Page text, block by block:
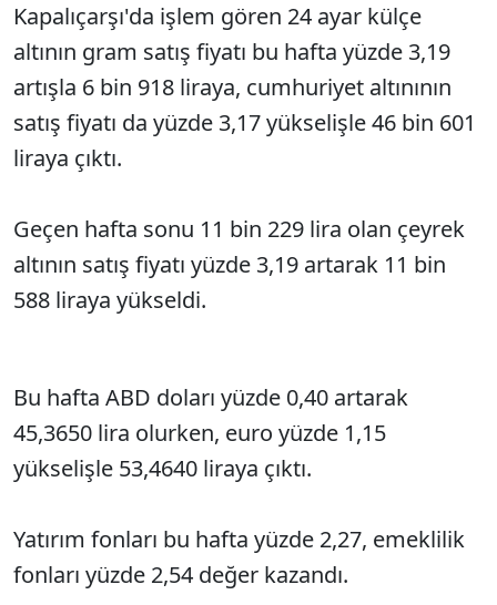
Kapalıçarşı'da işlem gören 24 ayar külçe
altının gram satış fiyatı bu hafta yüzde 3,19
artışla 6 bin 918 liraya, cumhuriyet altınının
satış fiyatı da yüzde 3,17 yükselişle 46 bin 601
liraya çıktı.
Geçen hafta sonu 11 bin 229 lira olan çeyrek
altının satış fiyatı yüzde 3,19 artarak 11 bin
588 liraya yükseldi.
Bu hafta ABD doları yüzde 0,40 artarak
45,3650 lira olurken, euro yüzde 1,15
yükselişle 53,4640 liraya çıktı.
Yatırım fonları bu hafta yüzde 2,27, emeklilik
fonları yüzde 2,54 değer kazandı.